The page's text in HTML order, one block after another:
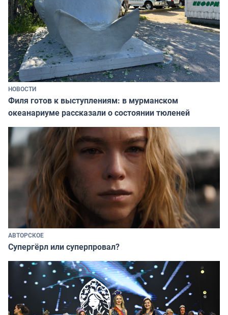
НОВОСТИ
Филя готов к выступлениям: в мурманском
океанариуме рассказали о состоянии тюленей
АВТОРСКОЕ
Супергёрл или суперпровал?